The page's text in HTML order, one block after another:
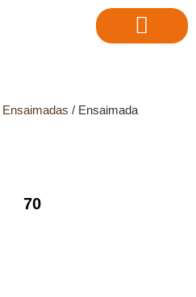
Ensaimadas / Ensaimada
70